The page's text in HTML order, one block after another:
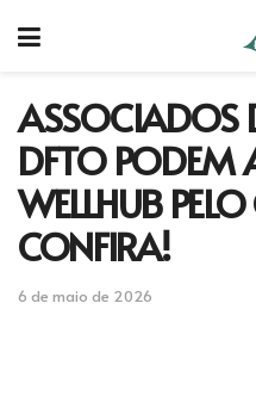
ASSOCIADOS
DFTO PODEM
WELLHUB PELO
CONFIRA!
6 de maio de 2026